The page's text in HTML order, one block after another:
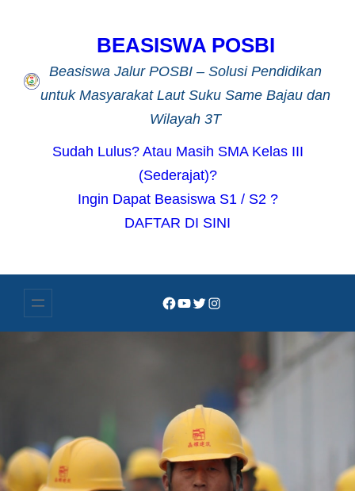
BEASISWA POSBI
Beasiswa Jalur POSBI – Solusi Pendidikan
untuk Masyarakat Laut Suku Same Bajau dan
Wilayah 3T
Sudah Lulus? Atau Masih SMA Kelas III
(Sederajat)?
Ingin Dapat Beasiswa S1 / S2 ?
DAFTAR DI SINI
Facebook
YouTube
TwitterInstagram